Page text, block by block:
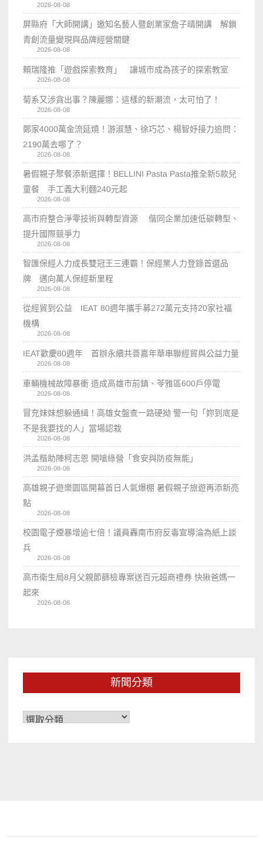
2026-08-08
屏縣府「大師開講」邀知名藝人暨創業家詹子晴開講 解鎖
青創流量變現與品牌經營關鍵
2026-08-08
賴瑞隆推「遊戲探索教育」 讓城市成為孩子的探索教室
2026-08-08
菊系又涉貪出事？陳麗娜：這樣的新潮流，太可怕了！
2026-08-08
鄭家4000萬金流延燒！游淑慧、徐巧芯、楊智妤接力追問：
2190萬去哪了？
2026-08-08
暑假親子聚餐添新選擇！BELLINI Pasta Pasta推全新5款兒
童餐 手工義大利麵240元起
2026-08-08
高市府整合淨零技術與轉型資源 偕同企業加速低碳轉型、
提升國際競爭力
2026-08-08
智匯保經人力成長雙冠王三連霸！保經業人力登錄首選品
牌 邁向萬人保經新里程
2026-08-08
從經貿到公益 IEAT 80週年攜手募272萬元支持20家社福
機構
2026-08-08
IEAT歡慶80週年 首辦永續共善嘉年華串聯經貿與公益力量
2026-08-08
車輛機械故障暴衝 造成高雄市前鎮、苓雅區600戶停電
2026-08-08
冒充妹妹想躲通緝！高雄女盤查一路硬拗 警一句「妳到底是
不是我要找的人」當場認栽
2026-08-08
洪孟楷助陣柯志恩 開嗆綠營「食安與防疫無能」
2026-08-08
高雄親子遊樂園區開幕首日人氣爆棚 暑假親子旅遊再添新亮
點
2026-08-08
校園電子煙暴增逾七倍！議員轟南市府反毒宣導淪為紙上談
兵
2026-08-08
高市衛生局8月父親節篩檢專案送百元超商禮券 快揪爸媽一
起來
2026-08-08
新聞分類
新